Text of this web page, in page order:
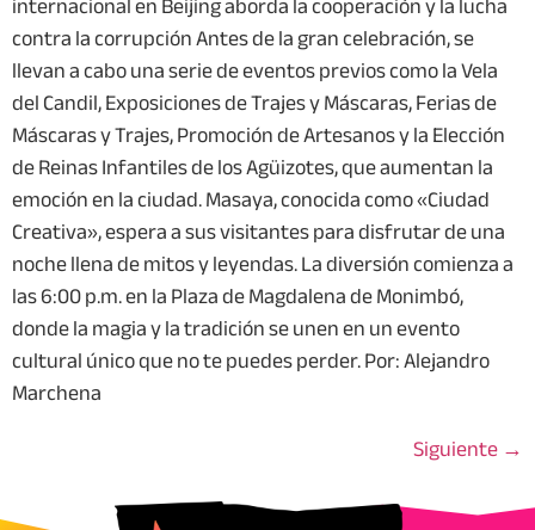
contra la corrupción Antes de la gran celebración, se
llevan a cabo una serie de eventos previos como la Vela
del Candil, Exposiciones de Trajes y Máscaras, Ferias de
Máscaras y Trajes, Promoción de Artesanos y la Elección
de Reinas Infantiles de los Agüizotes, que aumentan la
emoción en la ciudad. Masaya, conocida como «Ciudad
Creativa», espera a sus visitantes para disfrutar de una
noche llena de mitos y leyendas. La diversión comienza a
las 6:00 p.m. en la Plaza de Magdalena de Monimbó,
donde la magia y la tradición se unen en un evento
cultural único que no te puedes perder. Por: Alejandro
Marchena
Siguiente→